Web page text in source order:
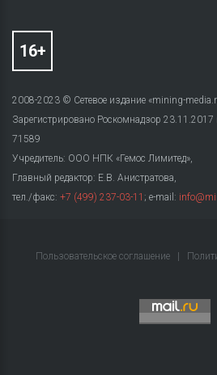
2008-2023 © Сетевое издание «mining-
Зарегистрировано Роскомнадзор
71589
Учредитель: ООО НПК «Гемос Лимитед»,
Главный редактор: Е.В. Анистратова,
тел./факс: +7 (499) 237-03-11 ; e-mail:
Пользовательское соглашение